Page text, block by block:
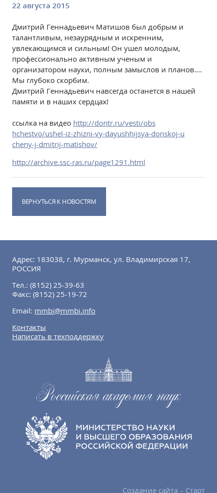
22 августа 2015
Дмитрий Геннадьевич Матишов был добрым и
талантливым, незаурядным и искренним,
увлекающимся и сильным! Он ушел молодым,
профессионально активным ученым и
организатором науки, полным замыслов и планов....
Мы глубоко скорбим.
Дмитрий Геннадьевич навсегда останется в нашей
памяти и в наших сердцах!
ссылка на видео http://dontr.ru/vesti/obs
hchestvo/ushel-iz-zhizni-vy-dayushhijsya-donskoj-u
cheny-j-dmitrij-matishov/
http://archive.ssc-ras.ru/page1291.html
ВЕРНУТЬСЯ К НОВОСТЯМ
Адрес: 183038, г. Мурманск, ул. Владимирская 17,
РОССИЯ
Тел.: (8152) 25-39-63
Факс: (8152) 25-19-72
Email: mmbi@mmbi.info
Контакты
Написать в техподдержку
Создание сайта – Старт